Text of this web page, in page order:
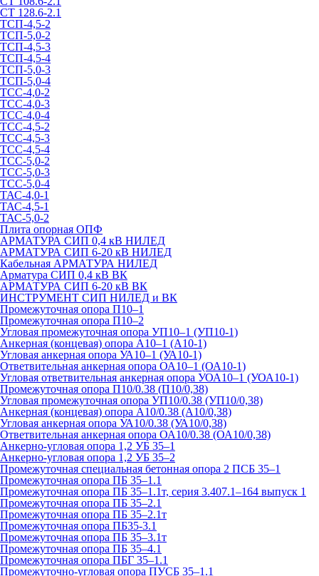
СТ 128.6-2.1
ТСП-4,5-2
ТСП-5,0-2
ТСП-4,5-3
ТСП-4,5-4
ТСП-5,0-3
ТСП-5,0-4
ТСС-4,0-2
ТСС-4,0-3
ТСС-4,0-4
ТСС-4,5-2
ТСС-4,5-3
ТСС-4,5-4
ТСС-5,0-2
ТСС-5,0-3
ТСС-5,0-4
ТАС-4,0-1
ТАС-4,5-1
ТАС-5,0-2
Плита опорная ОПФ
АРМАТУРА СИП 0,4 кВ НИЛЕД
АРМАТУРА СИП 6-20 кВ НИЛЕД
Кабельная АРМАТУРА НИЛЕД
Арматура СИП 0,4 кВ ВК
АРМАТУРА СИП 6-20 кВ ВК
ИНСТРУМЕНТ СИП НИЛЕД и ВК
Промежуточная опора П10–1
Промежуточная опора П10–2
Угловая промежуточная опора УП10–1 (УП10-1)
Анкерная (концевая) опора А10–1 (А10-1)
Угловая анкерная опора УА10–1 (УА10-1)
Ответвительная анкерная опора ОА10–1 (ОА10-1)
Угловая ответвительная анкерная опора УОА10–1 (УОА10-1)
Промежуточная опора П10/0.38 (П10/0,38)
Угловая промежуточная опора УП10/0.38 (УП10/0,38)
Анкерная (концевая) опора А10/0.38 (А10/0,38)
Угловая анкерная опора УА10/0.38 (УА10/0,38)
Ответвительная анкерная опора ОА10/0.38 (ОА10/0,38)
Анкерно-угловая опора 1,2 УБ 35–1
Анкерно-угловая опора 1,2 УБ 35–2
Промежуточная специальная бетонная опора 2 ПСБ 35–1
Промежуточная опора ПБ 35–1.1
Промежуточная опора ПБ 35–1.1т, серия 3.407.1–164 выпуск 1
Промежуточная опора ПБ 35–2.1
Промежуточная опора ПБ 35–2.1т
Промежуточная опора ПБ35-3.1
Промежуточная опора ПБ 35–3.1т
Промежуточная опора ПБ 35–4.1
Промежуточная опора ПБГ 35–1.1
Промежуточно-угловая опора ПУСБ 35–1.1